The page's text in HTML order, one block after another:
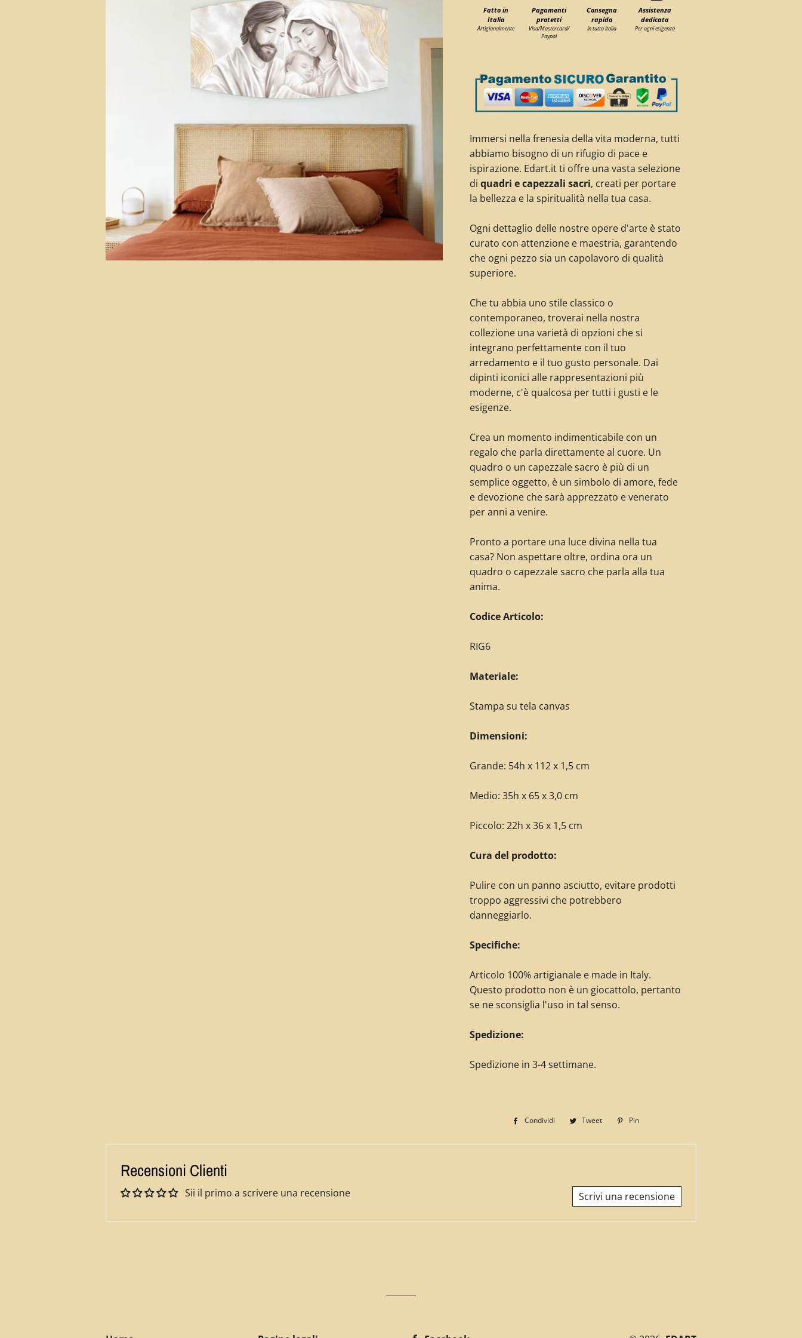
Fatto in
Italia
Artigianalmente
Pagamenti
protetti
Visa/Mastercard/
Paypal
Consegna
rapida
In tutta Italia
Assistenza
dedicata
Per ogni esigenza
Immersi nella frenesia della vita moderna, tutti
abbiamo bisogno di un rifugio di pace e
ispirazione. Edart.it ti offre una vasta selezione
di quadri e capezzali sacri, creati per portare
la bellezza e la spiritualità nella tua casa.
Ogni dettaglio delle nostre opere d'arte è stato
curato con attenzione e maestria, garantendo
che ogni pezzo sia un capolavoro di qualità
superiore.
Che tu abbia uno stile classico o
contemporaneo, troverai nella nostra
collezione una varietà di opzioni che si
integrano perfettamente con il tuo
arredamento e il tuo gusto personale. Dai
dipinti iconici alle rappresentazioni più
moderne, c'è qualcosa per tutti i gusti e le
esigenze.
Crea un momento indimenticabile con un
regalo che parla direttamente al cuore. Un
quadro o un capezzale sacro è più di un
semplice oggetto, è un simbolo di amore, fede
e devozione che sarà apprezzato e venerato
per anni a venire.
Pronto a portare una luce divina nella tua
casa? Non aspettare oltre, ordina ora un
quadro o capezzale sacro che parla alla tua
anima.
Codice Articolo:
RIG6
Materiale:
Stampa su tela canvas
Dimensioni:
Grande: 54h x 112 x 1,5 cm
Medio: 35h x 65 x 3,0 cm
Piccolo: 22h x 36 x 1,5 cm
Cura del prodotto:
Pulire con un panno asciutto, evitare prodotti
troppo aggressivi che potrebbero
danneggiarlo.
Specifiche:
Articolo 100% artigianale e made in Italy.
Questo prodotto non è un giocattolo, pertanto
se ne sconsiglia l'uso in tal senso.
Spedizione:
Spedizione in 3-4 settimane.
Condividi
Condividi
Facebook
Tweet
Twitta
Twitter
Pin
Pinterest
Recensioni Clienti
Sii il primo a scrivere una recensione Scrivi una recensione